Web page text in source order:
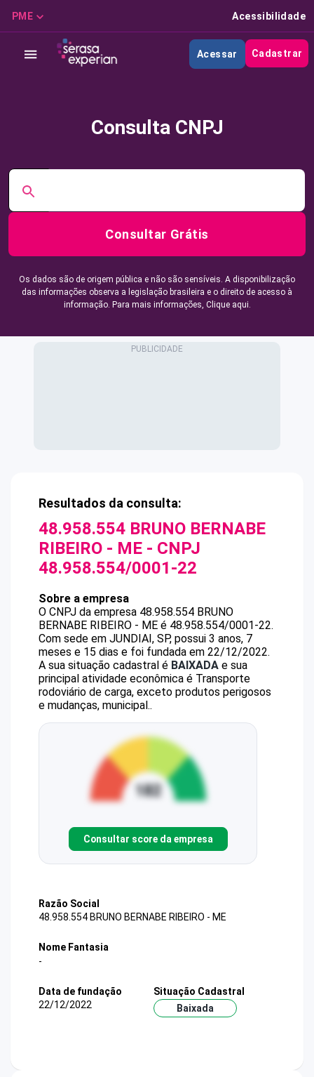
PME Acessibilidade
Acessar Cadastrar
Consulta CNPJ
Consultar Grátis
Os dados são de origem pública e não são sensíveis. A disponibilização
das informações observa a legislação brasileira e o direito de acesso à
informação. Para mais informações, Clique aqui.
Resultados da consulta:
48.958.554 BRUNO BERNABE
RIBEIRO - ME - CNPJ
48.958.554/0001-22
Sobre a empresa
O CNPJ da empresa 48.958.554 BRUNO
BERNABE RIBEIRO - ME é 48.958.554/0001-22.
Com sede em JUNDIAI, SP, possui 3 anos, 7
meses e 15 dias e foi fundada em 22/12/2022.
A sua situação cadastral é BAIXADA e sua
principal atividade econômica é Transporte
rodoviário de carga, exceto produtos perigosos
e mudanças, municipal..
Consultar score da empresa
Razão Social
48.958.554 BRUNO BERNABE RIBEIRO - ME
Nome Fantasia
-
Data de fundação
22/12/2022
Situação Cadastral
Baixada